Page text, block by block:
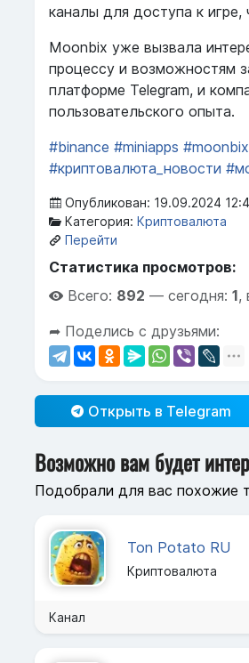
каналы для доступа к
Moonbix уже вызвала
процессу и возможностям
платформе Telegram, и
пользовательского опыта.
#binance #miniapps #moonbix
#криптовалюта_новости
Опубликован: 19.09.2024
Категория: Криптовалюта
Перейти
Статистика просмотров:
Всего: 892 — сегодня: 1,
➦ Поделись с друзьями:
Открыть в Telegram
Возможно вам будет
Подобрали для вас похожие
Ton Potato RU
Криптовалюта
Канал